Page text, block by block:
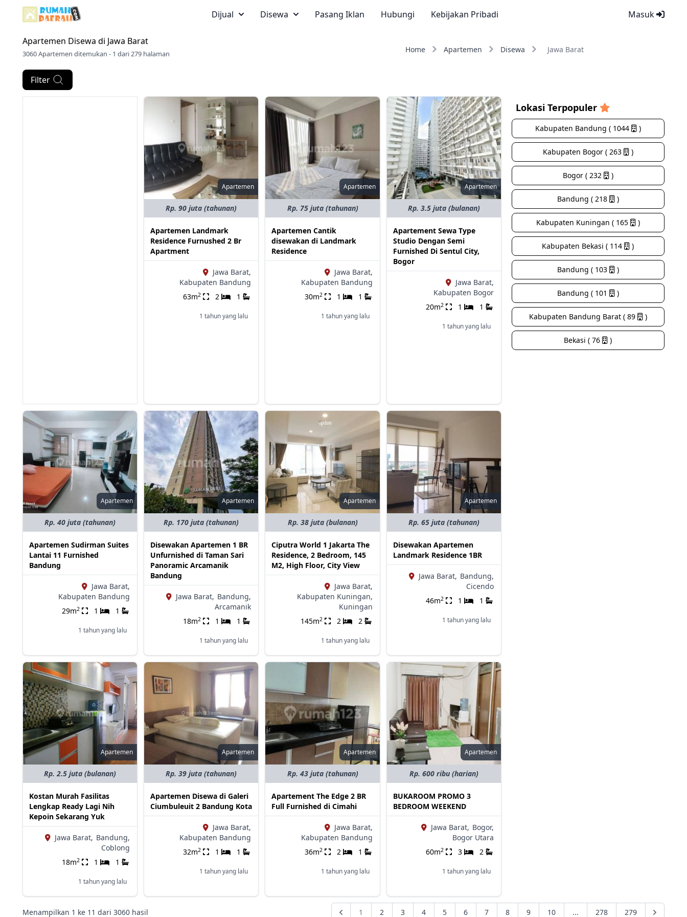
Masuk
Dijual Disewa Pasang Iklan Hubungi Kebijakan Pribadi
Apartemen Disewa di Jawa Barat
3060 Apartemen ditemukan - 1 dari 279 halaman Home Apartemen Disewa Jawa Barat
Filter
Apartemen
Rp. 90 juta (tahunan)
Apartemen Landmark
Residence Furnushed 2 Br
Apartment
Jawa Barat,
Kabupaten Bandung
63m2 2 1
1 tahun yang lalu
Apartemen
Rp. 75 juta (tahunan)
Apartemen Cantik
disewakan di Landmark
Residence
Jawa Barat,
Kabupaten Bandung
30m2 1 1
1 tahun yang lalu
Apartemen
Rp. 3.5 juta (bulanan)
Apartement Sewa Type
Studio Dengan Semi
Furnished Di Sentul City,
Bogor
Jawa Barat,
Kabupaten Bogor
20m2 1 1
1 tahun yang lalu
Apartemen
Rp. 40 juta (tahunan)
Apartemen Sudirman Suites
Lantai 11 Furnished
Bandung
Jawa Barat,
Kabupaten Bandung
29m2 1 1
1 tahun yang lalu
Apartemen
Rp. 170 juta (tahunan)
Disewakan Apartemen 1 BR
Unfurnished di Taman Sari
Panoramic Arcamanik
Bandung
Jawa Barat, Bandung,
Arcamanik
18m2 1 1
1 tahun yang lalu
Apartemen
Rp. 38 juta (bulanan)
Ciputra World 1 Jakarta The
Residence, 2 Bedroom, 145
M2, High Floor, City View
Jawa Barat,
Kabupaten Kuningan,
Kuningan
145m2 2 2
1 tahun yang lalu
Apartemen
Rp. 65 juta (tahunan)
Disewakan Apartemen
Landmark Residence 1BR
Jawa Barat, Bandung,
Cicendo
46m2 1 1
1 tahun yang lalu
Apartemen
Rp. 2.5 juta (bulanan)
Kostan Murah Fasilitas
Lengkap Ready Lagi Nih
Kepoin Sekarang Yuk
Jawa Barat, Bandung,
Coblong
18m2 1 1
1 tahun yang lalu
Apartemen
Rp. 39 juta (tahunan)
Apartemen Disewa di Galeri
Ciumbuleuit 2 Bandung Kota
Jawa Barat,
Kabupaten Bandung
32m2 1 1
1 tahun yang lalu
Apartemen
Rp. 43 juta (tahunan)
Apartement The Edge 2 BR
Full Furnished di Cimahi
Jawa Barat,
Kabupaten Bandung
36m2 2 1
1 tahun yang lalu
Apartemen
Rp. 600 ribu (harian)
BUKAROOM PROMO 3
BEDROOM WEEKEND
Jawa Barat, Bogor,
Bogor Utara
60m2 3 2
1 tahun yang lalu
Lokasi Terpopuler
Kabupaten Bandung ( 1044 )
Kabupaten Bogor ( 263 )
Bogor ( 232 )
Bandung ( 218 )
Kabupaten Kuningan ( 165 )
Kabupaten Bekasi ( 114 )
Bandung ( 103 )
Bandung ( 101 )
Kabupaten Bandung Barat ( 89 )
Bekasi ( 76 )
Menampilkan 1 ke 11 dari 3060 hasil 1 2 3 4 5 6 7 8 9 10 ... 278 279